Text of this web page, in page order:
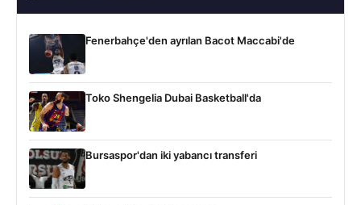
Fenerbahçe'den ayrılan Bacot Maccabi'de
Toko Shengelia Dubai Basketball'da
Bursaspor'dan iki yabancı transferi